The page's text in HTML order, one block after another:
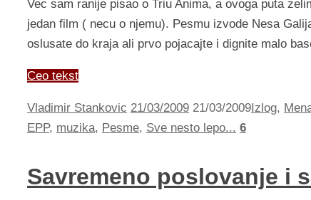
Vec sam ranije pisao o Triu Anima, a ovoga puta
jedan film ( necu o njemu). Pesmu izvode Nesa
oslusate do kraja ali prvo pojacajte i dignite malo
Ceo tekst
Vladimir Stankovic 21/03/2009 21/03/2009Izlog,
EPP, muzika, Pesme, Sve nesto lepo... 6
Savremeno poslovanje i